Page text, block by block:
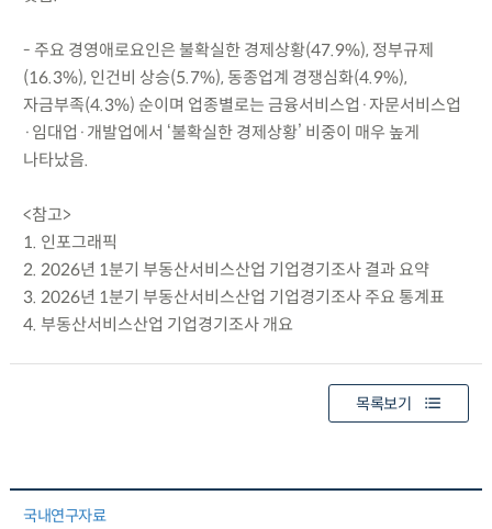
- 주요 경영애로요인은 불확실한 경제상황(47.9%), 정부규제
(16.3%), 인건비 상승(5.7%), 동종업계 경쟁심화(4.9%),
자금부족(4.3%) 순이며 업종별로는 금융서비스업·자문서비스업
·임대업·개발업에서 ‘불확실한 경제상황’ 비중이 매우 높게
나타났음.
<참고>
1. 인포그래픽
2. 2026년 1분기 부동산서비스산업 기업경기조사 결과 요약
3. 2026년 1분기 부동산서비스산업 기업경기조사 주요 통계표
4. 부동산서비스산업 기업경기조사 개요
목록보기
국내연구자료